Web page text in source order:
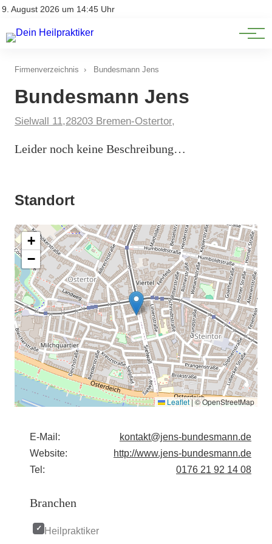
9. August 2026 um 14:45 Uhr
Impressum
Natürliche Medizin
Heilpflanzen & Kräuterkunde
Firmenverzeichnis › Bundesmann Jens
Bundesmann Jens
Sielwall 11,28203 Bremen-Ostertor,
Leider noch keine Beschreibung…
Standort
+
−
Leaflet|© OpenStreetMap
E-Mail:
kontakt@jens-bundesmann.de
Website:
http://www.jens-bundesmann.de
Tel:
0176 21 92 14 08
Branchen
Heilpraktiker